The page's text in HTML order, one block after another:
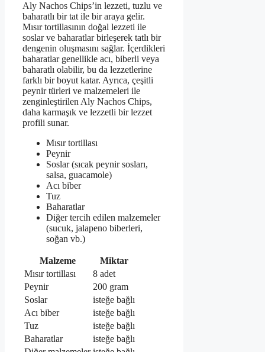
Aly Nachos Chips’in lezzeti, tuzlu ve
baharatlı bir tat ile bir araya gelir.
Mısır tortillasının doğal lezzeti ile
soslar ve baharatlar birleşerek tatlı bir
dengenin oluşmasını sağlar. İçerdikleri
baharatlar genellikle acı, biberli veya
baharatlı olabilir, bu da lezzetlerine
farklı bir boyut katar. Ayrıca, çeşitli
peynir türleri ve malzemeleri ile
zenginleştirilen Aly Nachos Chips,
daha karmaşık ve lezzetli bir lezzet
profili sunar.
Mısır tortillası
Peynir
Soslar (sıcak peynir sosları,
salsa, guacamole)
Acı biber
Tuz
Baharatlar
Diğer tercih edilen malzemeler
(sucuk, jalapeno biberleri,
soğan vb.)
Malzeme
Miktar
Mısır tortillası
8 adet
Peynir
200 gram
Soslar
isteğe bağlı
Acı biber
isteğe bağlı
Tuz
isteğe bağlı
Baharatlar
isteğe bağlı